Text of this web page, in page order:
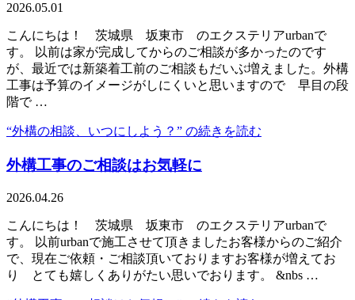
2026.05.01
こんにちは！ 茨城県 坂東市 のエクステリアurbanで
す。 以前は家が完成してからのご相談が多かったのです
が、最近では新築着工前のご相談もだいぶ増えました。外構
工事は予算のイメージがしにくいと思いますので 早目の段
階で …
“外構の相談、いつにしよう？” の続きを読む
外構工事のご相談はお気軽に
2026.04.26
こんにちは！ 茨城県 坂東市 のエクステリアurbanで
す。 以前urbanで施工させて頂きましたお客様からのご紹介
で、現在ご依頼・ご相談頂いておりますお客様が増えてお
り とても嬉しくありがたい思いでおります。 &nbs …